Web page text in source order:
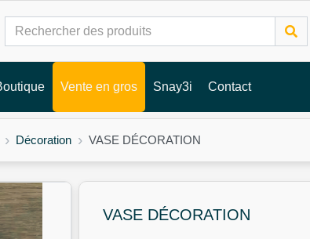
Vente en gros Snay3i Contact
Décoration VASE DÉCORATION
VASE DÉCORATION